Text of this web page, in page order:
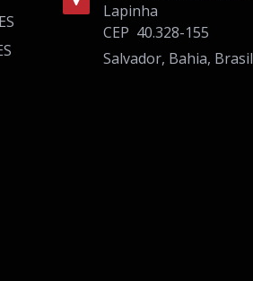
Lapinha
CEP 40.328-155
Salvador, Bahia, Brasil